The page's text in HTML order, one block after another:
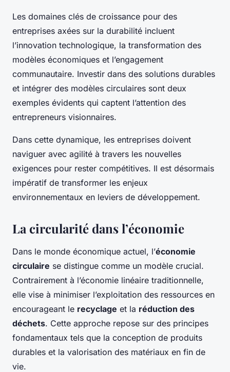
Les domaines clés de croissance pour des
entreprises axées sur la durabilité incluent
l’innovation technologique, la transformation des
modèles économiques et l’engagement
communautaire. Investir dans des solutions durables
et intégrer des modèles circulaires sont deux
exemples évidents qui captent l’attention des
entrepreneurs visionnaires.
Dans cette dynamique, les entreprises doivent
naviguer avec agilité à travers les nouvelles
exigences pour rester compétitives. Il est désormais
impératif de transformer les enjeux
environnementaux en leviers de développement.
La circularité dans l’économie
Dans le monde économique actuel, l’économie
circulaire se distingue comme un modèle crucial.
Contrairement à l’économie linéaire traditionnelle,
elle vise à minimiser l’exploitation des ressources en
encourageant le recyclage et la réduction des
déchets. Cette approche repose sur des principes
fondamentaux tels que la conception de produits
durables et la valorisation des matériaux en fin de
vie.